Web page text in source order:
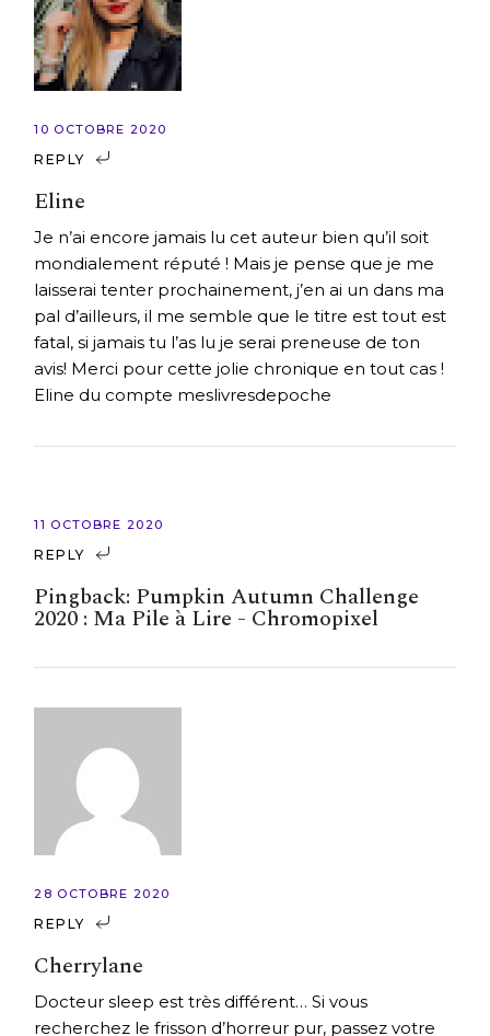
10 OCTOBRE 2020
REPLY
Eline
Je n’ai encore jamais lu cet auteur bien qu’il soit
mondialement réputé ! Mais je pense que je me
laisserai tenter prochainement, j’en ai un dans ma
pal d’ailleurs, il me semble que le titre est tout est
fatal, si jamais tu l’as lu je serai preneuse de ton
avis! Merci pour cette jolie chronique en tout cas !
Eline du compte meslivresdepoche
11 OCTOBRE 2020
REPLY
Pingback: Pumpkin Autumn Challenge
2020 : Ma Pile à Lire - Chromopixel
28 OCTOBRE 2020
REPLY
Cherrylane
Docteur sleep est très différent… Si vous
recherchez le frisson d’horreur pur, passez votre